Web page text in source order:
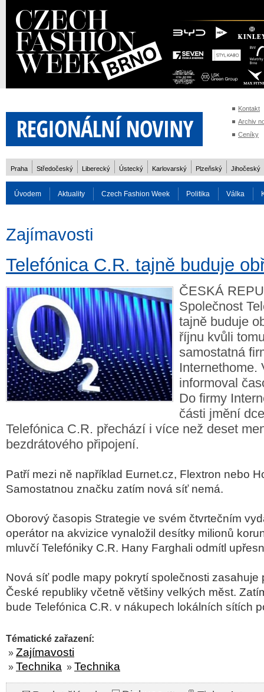
Kontakt
Archiv
Ceníky
Praha Středočeský Liberecký Ústecký Karlovarský Plzeňský Jihočeský
Úvodem Aktuality Czech Fashion Week Politika Válka
Zajímavosti
Telefónica C.R. tajně buduje
ČESKÁ
Společnost
tajně buduje
říjnu kvůli
samostatná
Internethome.
informoval
Do firmy
části jmění
Telefónica C.R. přechází i více než deset
bezdrátového připojení.
Patří mezi ně například Eurnet.cz, Flextron nebo
Samostatnou značku zatím nová síť nemá.
Oborový časopis Strategie ve svém čtvrtečním
operátor na akvizice vynaložil desítky milionů
mluvčí Telefóniky C.R. Hany Farghali odmítl
Nová síť podle mapy pokrytí společnosti zasahuje
České republiky včetně většiny velkých měst.
bude Telefónica C.R. v nákupech lokálních sítích
Tématické zařazení:
» Zajímavosti
» Technika » Technika